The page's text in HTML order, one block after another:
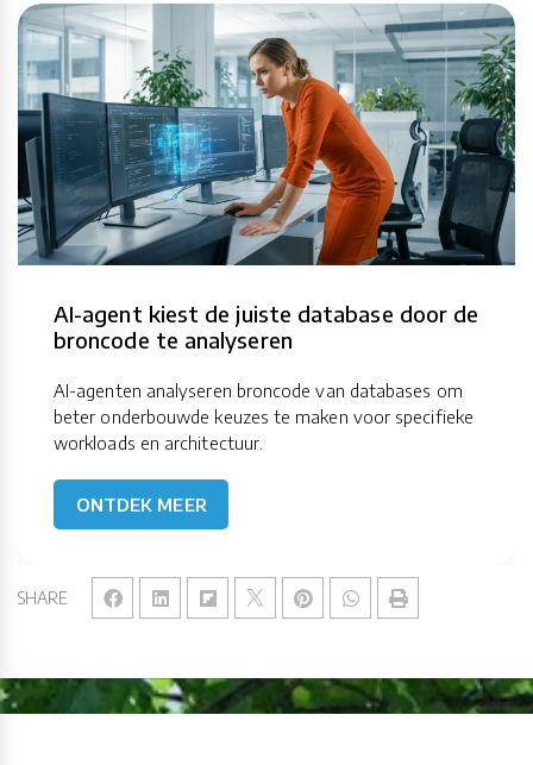
SHARE
AI-agent kiest de juiste database door de
broncode te analyseren
AI-agenten analyseren broncode van databases om
beter onderbouwde keuzes te maken voor specifieke
workloads en architectuur.
ONTDEK MEER